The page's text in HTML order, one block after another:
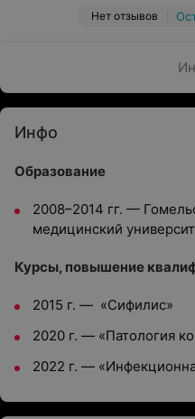
Нет отзывов
Инфо
Образование
2008–2014 гг. —
медицинский
Курсы, повышение
2015 г. — «Сифилис»
2020 г. — «Патология
2022 г. —